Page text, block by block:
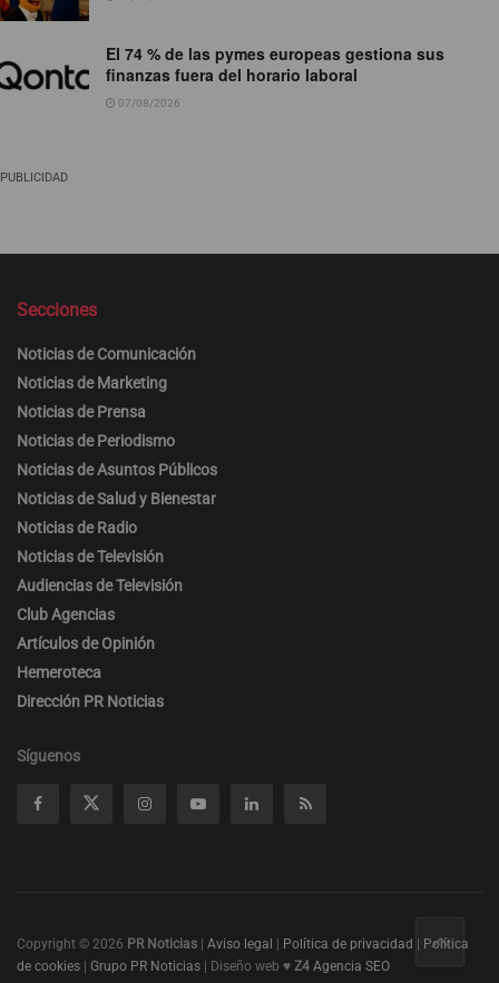
El 74 % de las pymes europeas gestiona sus
finanzas fuera del horario laboral
07/08/2026
PUBLICIDAD
Secciones
Noticias de Comunicación
Noticias de Marketing
Noticias de Prensa
Noticias de Periodismo
Noticias de Asuntos Públicos
Noticias de Salud y Bienestar
Noticias de Radio
Noticias de Televisión
Audiencias de Televisión
Club Agencias
Artículos de Opinión
Hemeroteca
Dirección PR Noticias
Síguenos
Copyright © 2026 PR Noticias Aviso legal Política de privacidad
Política
de cookies
Grupo PR Noticias | Diseño web ♥ Z4 Agencia SEO